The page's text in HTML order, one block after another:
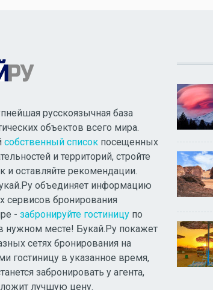
русскоязычная база
объектов всего мира.
собственный список посещенных
и территорий, стройте
и оставляйте рекомендации.
объединяет информацию
сервисов бронирования
- забронируйте гостиницу по
нужном месте! Букай.Ру покажет
сетях бронирования на
гостиницу в указанное время,
забронировать у агента,
лучшую цену.